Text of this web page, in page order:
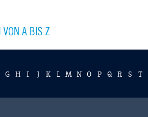
G H I K L M N O P Q R S T